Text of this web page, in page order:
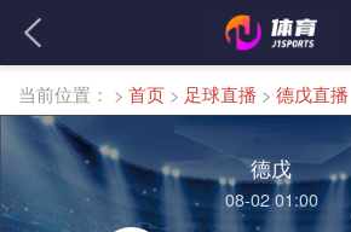
当前位置： > 首页 > 足球直播 > 德戊直播
德戊
08-02 01:00